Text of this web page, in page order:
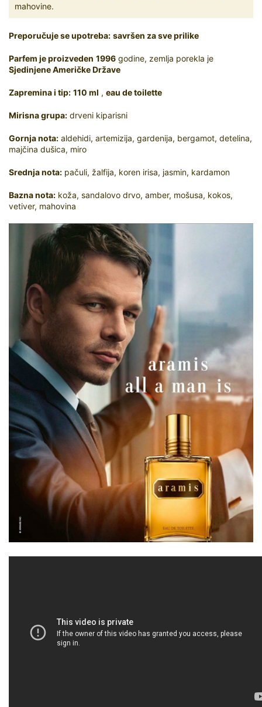
mahovine.
Preporučuje se upotreba: savršen za sve prilike
Parfem je proizveden 1996 godine, zemlja porekla je
Sjedinjene Američke Države
Zapremina i tip: 110 ml , eau de toilette
Mirisna grupa: drveni kiparisni
Gornja nota: aldehidi, artemizija, gardenija, bergamot, detelina,
majčina dušica, miro
Srednja nota: pačuli, žalfija, koren irisa, jasmin, kardamon
Bazna nota: koža, sandalovo drvo, amber, mošusa, kokos,
vetiver, mahovina